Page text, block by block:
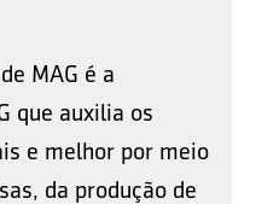
MAG é a
que auxilia os
e melhor por meio
da produção de